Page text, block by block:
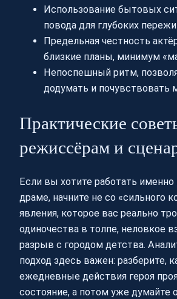
Использование бытовых
повода для глубоких
Предельная честность
близкие планы, минимум
Непоспешный ритм,
додумать и почувствовать
Практические
режиссёрам и
Если вы хотите работать именно
драме, начните не со «сильного
явления, которое вас реально
одиночества в толпе, неловкое
разрыв с городом детства.
подход здесь важен: разберите,
ежедневные действия героя
состояние, а потом уже думайте